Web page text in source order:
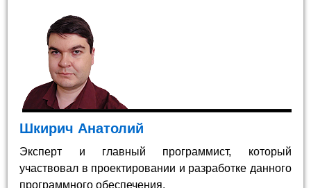
Шкирич Анатолий
Эксперт и главный программист, который
участвовал в проектировании и разработке данного
программного обеспечения.